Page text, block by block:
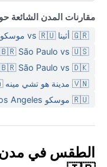
أفضل وقت لزيارة أراك
(مارس-مايو) والخريف
ومنعشة، خاصة في شهري
ضباباً كثيفاً في
تهب رياح قوية في بعض
تساقط الثلوج في
أحياناً.
مقارنات المدن الشائعة
🇬🇷 أثينا vs 🇷🇺 موسكو
🇧🇷 São Paulo vs 🇺🇸 سان فرانسيسكو
🇧🇷 São Paulo vs 🇩🇰 كوبنهاغن
🇻🇳 مدينة هو تشي مينه vs 🇿🇦 كيب تاون
🇷🇺 موسكو vs 🇺🇸 Los Angeles
الطقس في مدن